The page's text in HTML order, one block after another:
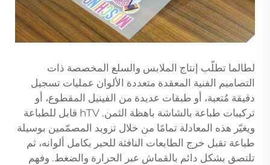
لطالما تطلّب إنتاج الملابس والسلع المخصصة ذات
التصاميم الفنية المعقدة متعددة الألوان عمليات تسجيل
دقيقة مُتعبة، أو طبقات عديدة من الفينيل المقطوع، أو
تركيبات طباعة بالشاشة باهظة الثمن. hTV قابل للطباعة
ويغيّر هذه المعادلة تمامًا من خلال تزويد المصمّمين بوسيلة
طباعة تقبل خرج الطابعات النافثة للحبر بكامل ألوانه، ثم
تلتصق بشكل دائم بالقماش عبر الحرارة والضغط. وفهم